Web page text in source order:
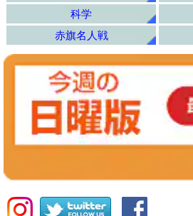
科学
赤旗名人戦